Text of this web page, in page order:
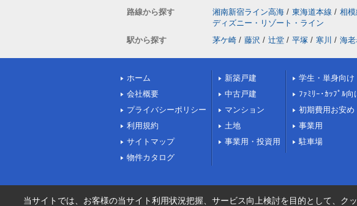
路線から探す
湘南新宿ライン高海 / 東海道本線 / 相模
ディズニー・リゾート・ライン
駅から探す
茅ケ崎 / 藤沢 / 辻堂 / 平塚 / 寒川 / 海老
ホーム
会社概要
プライバシーポリシー
利用規約
サイトマップ
物件カタログ
新築戸建
中古戸建
マンション
土地
事業用・投資用
学生・単身向け
ﾌｧﾐﾘｰ･ｶｯﾌﾟﾙ向
初期費用お安め
事業用
駐車場
当サイトでは、お客様の当サイト利用状況把握、サービス向上検討を目的として、ク